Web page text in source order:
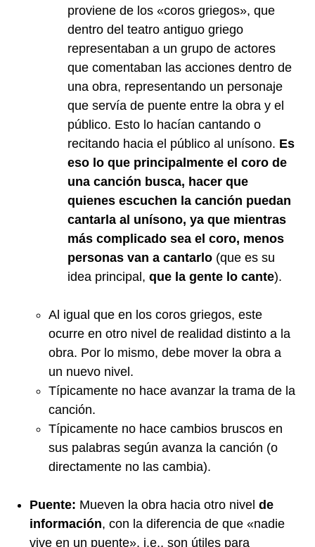
proviene de los «coros griegos», que
dentro del teatro antiguo griego
representaban a un grupo de actores
que comentaban las acciones dentro de
una obra, representando un personaje
que servía de puente entre la obra y el
público. Esto lo hacían cantando o
recitando hacia el público al unísono. Es
eso lo que principalmente el coro de
una canción busca, hacer que
quienes escuchen la canción puedan
cantarla al unísono, ya que mientras
más complicado sea el coro, menos
personas van a cantarlo (que es su
idea principal, que la gente lo cante).
Al igual que en los coros griegos, este
ocurre en otro nivel de realidad distinto a la
obra. Por lo mismo, debe mover la obra a
un nuevo nivel.
Típicamente no hace avanzar la trama de la
canción.
Típicamente no hace cambios bruscos en
sus palabras según avanza la canción (o
directamente no las cambia).
Puente: Mueven la obra hacia otro nivel de
información, con la diferencia de que «nadie
vive en un puente», i.e., son útiles para